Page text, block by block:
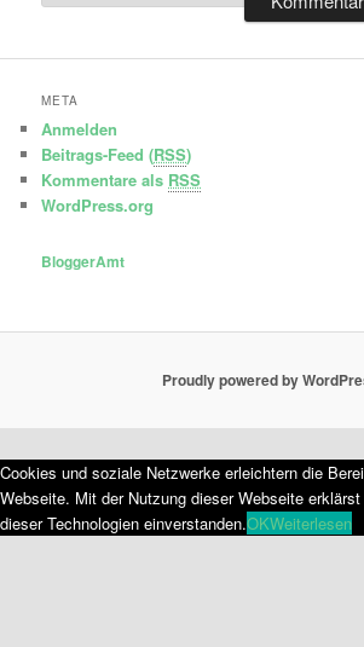
META
Anmelden
Beitrags-Feed (RSS)
Kommentare als RSS
WordPress.org
BloggerAmt
Proudly powered by
Cookies und soziale Netzwerke erleichtern die
Webseite. Mit der Nutzung dieser Webseite
dieser Technologien einverstanden.OKWeiterlesen